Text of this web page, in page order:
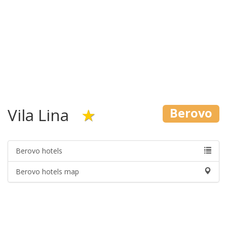
Vila Lina ★ Berovo
Berovo hotels
Berovo hotels map